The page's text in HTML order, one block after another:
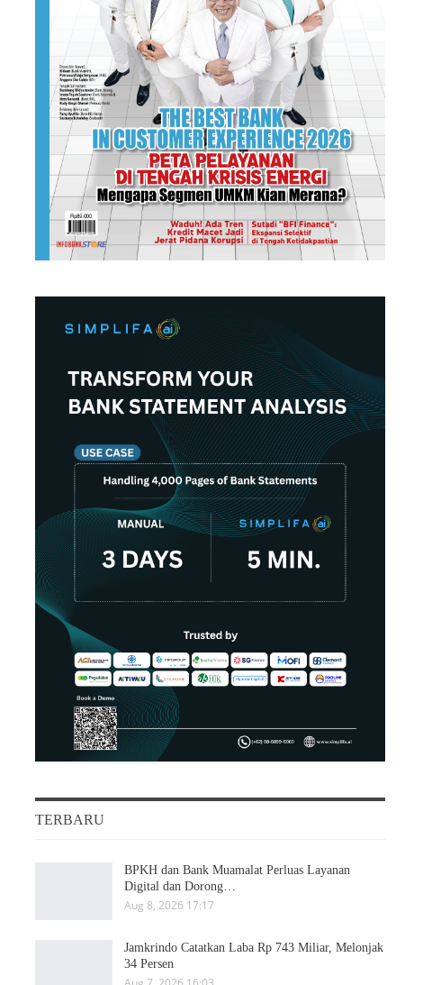
TERBARU
BPKH dan Bank Muamalat Perluas Layanan
Digital dan Dorong…
Aug 8, 2026 17:17
Jamkrindo Catatkan Laba Rp 743 Miliar, Melonjak
34 Persen